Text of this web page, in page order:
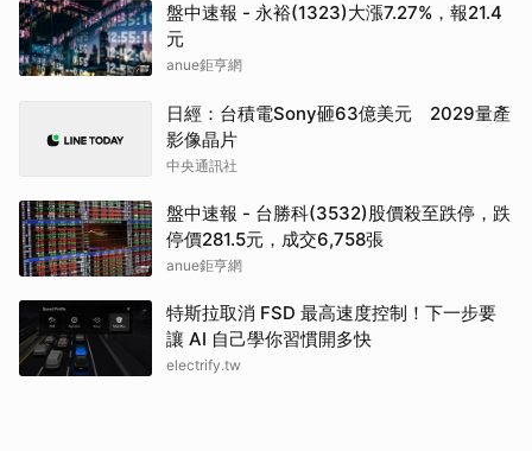
盤中速報 - 永裕(1323)大漲7.27%，報21.4
元
anue鉅亨網
日經：台積電Sony砸63億美元 2029量產
影像晶片
中央通訊社
盤中速報 - 台勝科(3532)股價殺至跌停，跌
停價281.5元，成交6,758張
anue鉅亨網
特斯拉取消 FSD 最高速度控制！下一步要
讓 AI 自己學你習慣開多快
electrify.tw